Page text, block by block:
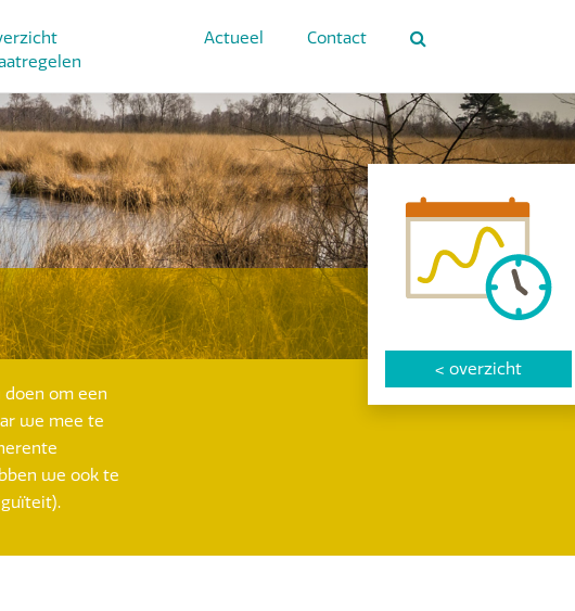
Actueel Contact
< overzicht
om een
we mee te
we ook te